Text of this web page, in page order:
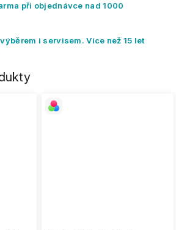
při objednávce nad 1000
i servisem. Více než 15 let